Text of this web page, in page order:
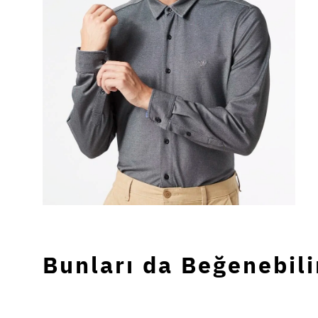
Bunları da